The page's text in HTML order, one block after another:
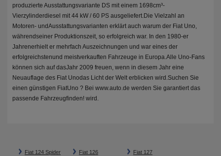
produzierte Ausstattungsvariante DS mit einem 1698cm³-
Vierzylinderdiesel mit 44 kW / 60 PS ausgeliefert.Die Vielzahl an
Motoren- undAusstattungsvarianten erklärt auch warum der Fiat Uno,
währendseiner Produktionszeit, so erfolgreich war. In den 1980-er
Jahrenerhielt er mehrfach Auszeichnungen und war eines der
erfolgreichstenund meistverkauften Fahrzeuge in Europa.Alle Uno-Fans
können sich auf dasJahr 2009 freuen, wenn in diesem Jahr eine
Neuauflage des Fiat Unodas Licht der Welt erblicken wird.Suchen Sie
einen günstigen FiatUno ? Bei www.auto.de werden Sie garantiert das
passende Fahrzeugfinden! wird.
Fiat 124 Spider Fiat 126 Fiat 127